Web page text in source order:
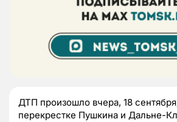
ДТП произошло вчера, 18
перекрестке Пушкина и Дальне-